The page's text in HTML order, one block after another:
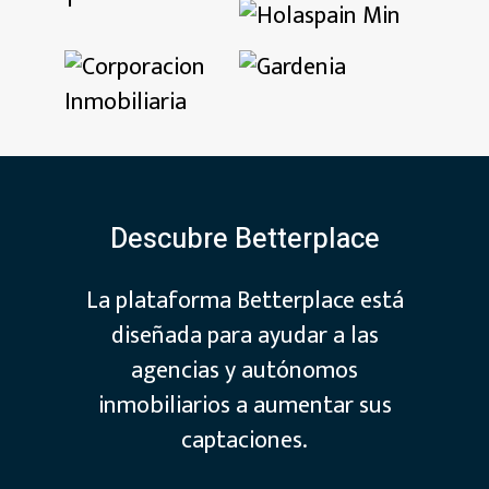
Descubre Betterplace
La plataforma Betterplace está
diseñada para ayudar a las
agencias y autónomos
inmobiliarios a aumentar sus
captaciones.